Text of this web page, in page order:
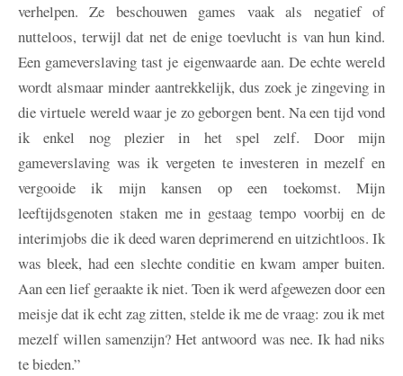
verhelpen. Ze beschouwen games vaak als negatief of
nutteloos, terwijl dat net de enige toevlucht is van hun kind.
Een gameverslaving tast je eigenwaarde aan. De echte wereld
wordt alsmaar minder aantrekkelijk, dus zoek je zingeving in
die virtuele wereld waar je zo geborgen bent. Na een tijd vond
ik enkel nog plezier in het spel zelf. Door mijn
gameverslaving was ik vergeten te investeren in mezelf en
vergooide ik mijn kansen op een toekomst. Mijn
leeftijdsgenoten staken me in gestaag tempo voorbij en de
interimjobs die ik deed waren deprimerend en uitzichtloos. Ik
was bleek, had een slechte conditie en kwam amper buiten.
Aan een lief geraakte ik niet. Toen ik werd afgewezen door een
meisje dat ik echt zag zitten, stelde ik me de vraag: zou ik met
mezelf willen samenzijn? Het antwoord was nee. Ik had niks
te bieden.”